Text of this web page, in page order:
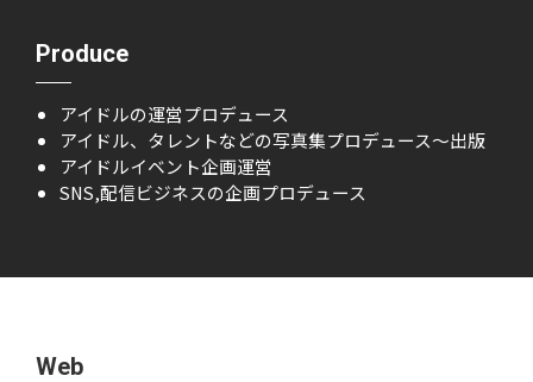
Produce
アイドルの運営プロデュース
アイドル、タレントなどの写真集プロデュース～出版
アイドルイベント企画運営
SNS,配信ビジネスの企画プロデュース
Web